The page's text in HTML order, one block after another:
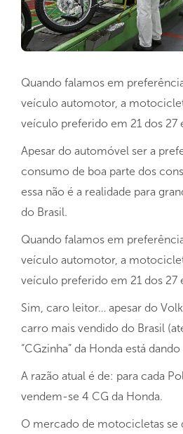
Quando falamos em
veículo automotor, a
veículo preferido em 21 dos 27
Apesar do automóvel ser a
consumo de boa parte dos
essa não é a realidade para
do Brasil.
Quando falamos em
veículo automotor, a
veículo preferido em 21 dos 27
Sim, caro leitor… apesar do
carro mais vendido do Brasil
“CGzinha” da Honda está
A razão atual é de: para cada
vendem-se 4 CG da Honda.
O mercado de motocicletas se